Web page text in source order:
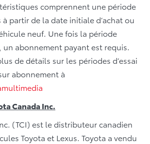
comprennent une période
à partir de la date initiale d’achat ou
neuf. Une fois la période
un abonnement payant est requis.
de détails sur les périodes d’essai
abonnement à
Canada Inc.
(TCI) est le distributeur canadien
Toyota et Lexus. Toyota a vendu